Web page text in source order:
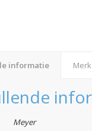
informatie Merk
Meyer